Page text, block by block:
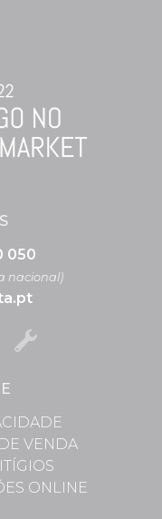
050
nacional)
VENDA
ONLINE